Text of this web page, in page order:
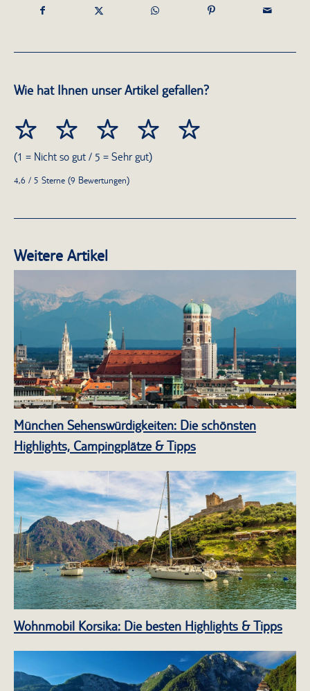
Wie hat Ihnen unser Artikel gefallen?
(1 = Nicht so gut / 5 = Sehr gut)
4,6 / 5 Sterne (9 Bewertungen)
Weitere Artikel
München Sehenswürdigkeiten: Die schönsten
Highlights, Campingplätze & Tipps
Wohnmobil Korsika: Die besten Highlights & Tipps